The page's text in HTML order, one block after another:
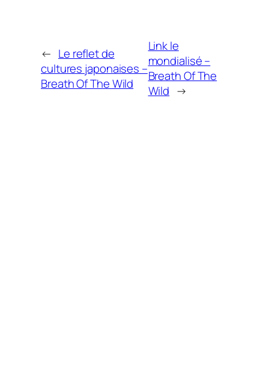
← Le reflet de
cultures japonaises –
Breath Of The Wild
Link le
mondialisé –
Breath Of The
Wild →